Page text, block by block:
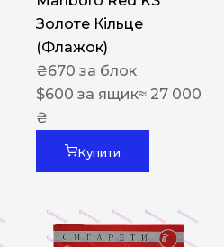
Золоте Кільце
(Флажок)
₴670 за блок
$600 за ящик≈ 27 000
₴
Купити